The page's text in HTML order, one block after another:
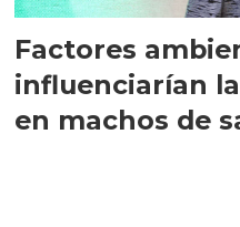
Factores
influenciarían
en machos de